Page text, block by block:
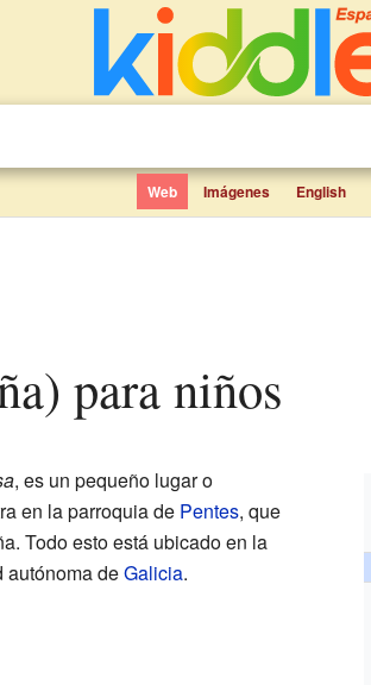
Web Imágenes English
para niños
, es un pequeño lugar o
en la parroquia de Pentes, que
Todo esto está ubicado en la
autónoma deGalicia.